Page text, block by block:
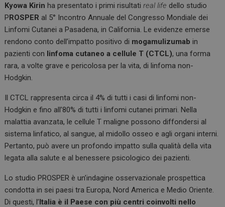
ce
b
o
o
k
ke
dI
n
at
s
A
p
Kyowa Kirin ha presentato i primi risultati real life dello studio
PROSPER al 5° Incontro Annuale del Congresso Mondiale dei
Linfomi Cutanei a Pasadena, in California. Le evidenze emerse
rendono conto dell’impatto positivo di mogamulizumab in
pazienti con linfoma cutaneo a cellule T (CTCL), una forma
rara, a volte grave e pericolosa per la vita, di linfoma non-
Hodgkin.
Il CTCL rappresenta circa il 4% di tutti i casi di linfomi non-
Hodgkin e fino all’80% di tutti i linfomi cutanei primari. Nella
malattia avanzata, le cellule T maligne possono diffondersi al
sistema linfatico, al sangue, al midollo osseo e agli organi interni.
Pertanto, può avere un profondo impatto sulla qualità della vita
legata alla salute e al benessere psicologico dei pazienti.
Lo studio PROSPER è un’indagine osservazionale prospettica
condotta in sei paesi tra Europa, Nord America e Medio Oriente.
Di questi, l’Italia è il Paese con più centri coinvolti nello